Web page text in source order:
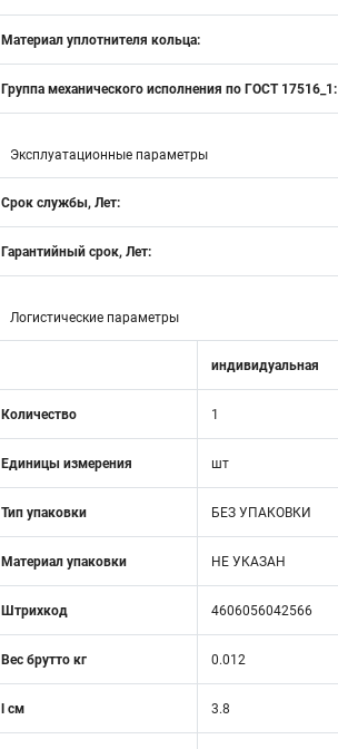
Материал уплотнителя кольца:
Группа механического исполнения по ГОСТ 17516_1:
Эксплуатационные параметры
Срок службы, Лет:
Гарантийный срок, Лет:
Логистические параметры
индивидуальная
Количество 1
Единицы измерения шт
Тип упаковки БЕЗ УПАКОВКИ
Материал упаковки НЕ УКАЗАН
Штрихкод 4606056042566
Вес брутто кг 0.012
l см 3.8